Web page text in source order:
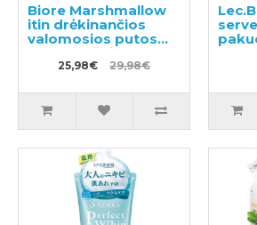
Biore Marshmallow
itin drėkinančios
valomosios putos
150ml + užpildas
130ml25,98€ 29,98€